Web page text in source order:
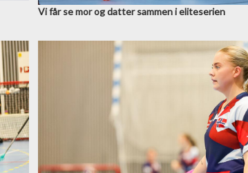
Vi får se mor og datter sammen i eliteserien